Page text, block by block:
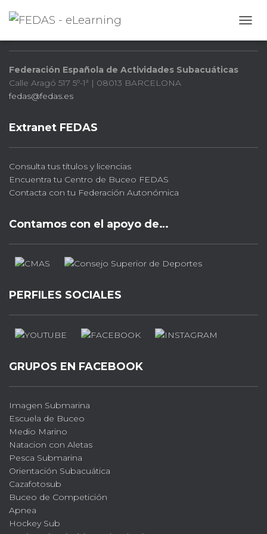
Federación Española de Actividades Subacuáticas
Calle Aragó 517 5º-1ª | 08013 BARCELONA
fedas@fedas.es
Extranet FEDAS
Consulta tus títulos y licencias
Encuentra tu Centro de Buceo FEDAS
Contacta con tu Federación Autonómica
Contamos con el apoyo de…
PERFILES SOCIALES
GRUPOS EN FACEBOOK
Imagen Submarina
Escuela de Buceo
Medio Marino
Natacion con Aletas
Pesca Submarina
Orientación Subacuática
Cazafotosub
Buceo de Competición
Apnea
Hockey Sub